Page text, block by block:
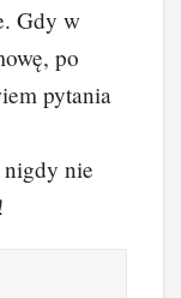
Gdy w
po
pytania
nie